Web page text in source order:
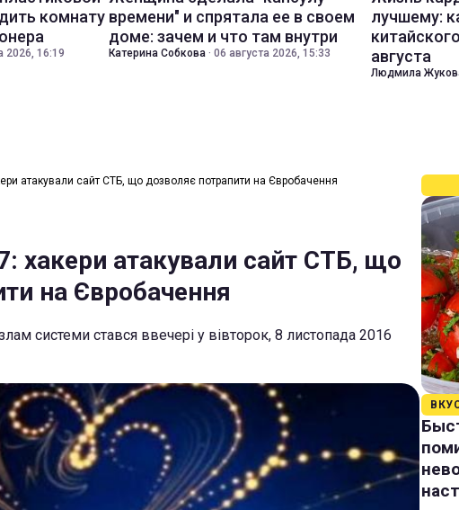
комнату
2026, 16:19
времени" и спрятала ее в своем
доме: зачем и что там внутри
Катерина Собкова · 06 августа 2026, 15:33
лучшему:
августа
Людмила
атакували сайт СТБ, що дозволяє потрапити на Євробачення
хакери атакували сайт СТБ, що
на Євробачення
системи стався ввечері у вівторок, 8 листопада 2016